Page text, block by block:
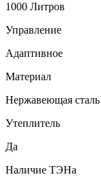
1000 Литров
Управление
Адаптивное
Материал
Нержавеющая сталь
Утеплитель
Да
Наличие ТЭНа